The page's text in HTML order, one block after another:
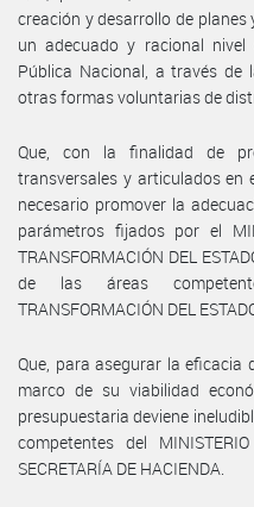
creación y desarrollo de
un adecuado y racional
Pública Nacional, a través
otras formas voluntarias de
Que, con la finalidad de
transversales y articulados en
necesario promover la
parámetros fijados por el
TRANSFORMACIÓN DEL
de las áreas
TRANSFORMACIÓN DEL
Que, para asegurar la eficacia
marco de su viabilidad
presupuestaria deviene
competentes del
SECRETARÍA DE HACIENDA.